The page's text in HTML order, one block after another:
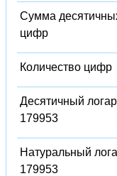
Сумма
цифр
Количество цифр
Десятичный
179953
Натуральный
179953